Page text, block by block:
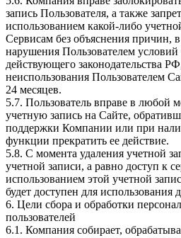
запись Пользователя, а также
использованием какой-либо
Сервисам без объяснения причин,
нарушения Пользователем
действующего законодательства
неиспользования Пользователем
24 месяцев.
5.7. Пользователь вправе в любой
учетную запись на Сайте,
поддержки Компании или при
функции прекратить ее действие.
5.8. С момента удаления учетной
учетной записи, а равно доступ к
использованием этой учетной
будет доступен для использования
6. Цели сбора и обработки
пользователей
6.1. Компания собирает,